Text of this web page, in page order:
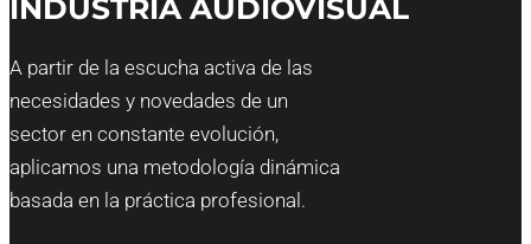
INDUSTRIA AUDIOVISUAL
A partir de la escucha activa de las
necesidades y novedades de un
sector en constante evolución,
aplicamos una metodología dinámica
basada en la práctica profesional.